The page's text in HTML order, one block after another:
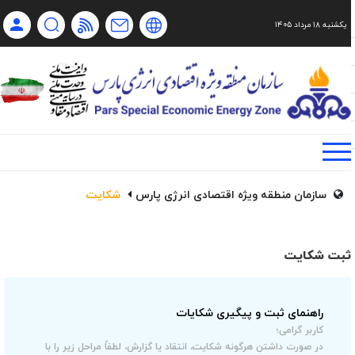
فا Ru Ch
یکشنبه ۱۸ مرداد ۱۴۰۵
سازمان منطقه ویژه اقتصادی انرژی پارس شکایت
ثبت شکایت
راهنمای ثبت و پیگیری شکایات
کاربر گرامی؛
در صورت داشتن هرگونه شکایت، انتقاد یا گزارش، لطفاً مراحل زیر را با